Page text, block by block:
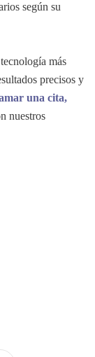
según su
más
precisos y
una cita,
nuestros